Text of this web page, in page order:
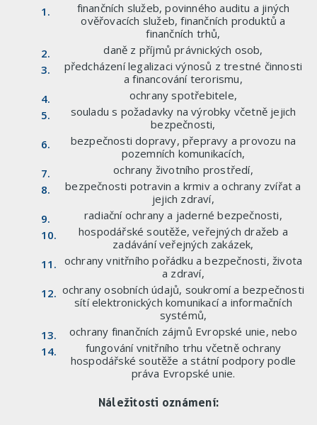
finančních služeb, povinného auditu a jiných
ověřovacích služeb, finančních produktů a
finančních trhů,
daně z příjmů právnických osob,
předcházení legalizaci výnosů z trestné činnosti
a financování terorismu,
ochrany spotřebitele,
souladu s požadavky na výrobky včetně jejich
bezpečnosti,
bezpečnosti dopravy, přepravy a provozu na
pozemních komunikacích,
ochrany životního prostředí,
bezpečnosti potravin a krmiv a ochrany zvířat a
jejich zdraví,
radiační ochrany a jaderné bezpečnosti,
hospodářské soutěže, veřejných dražeb a
zadávání veřejných zakázek,
ochrany vnitřního pořádku a bezpečnosti, života
a zdraví,
ochrany osobních údajů, soukromí a bezpečnosti
sítí elektronických komunikací a informačních
systémů,
ochrany finančních zájmů Evropské unie, nebo
fungování vnitřního trhu včetně ochrany
hospodářské soutěže a státní podpory podle
práva Evropské unie.
Náležitosti oznámení: